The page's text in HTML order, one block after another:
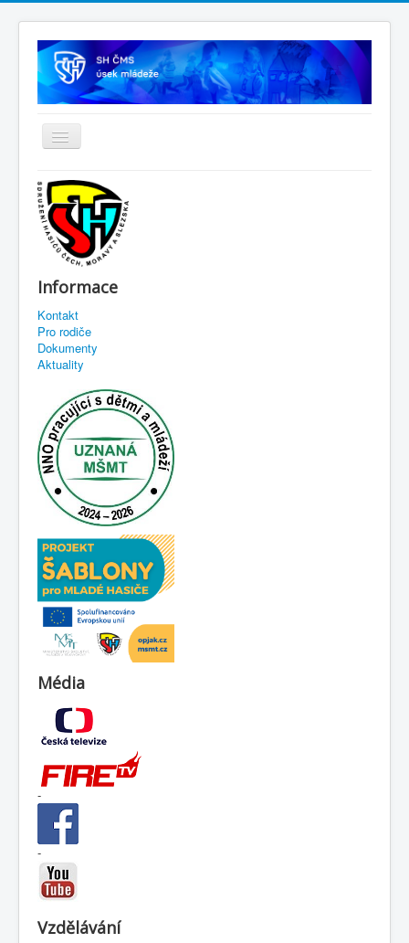
Informace
Kontakt
Pro rodiče
Dokumenty
Aktuality
Média
-
-
Vzdělávání